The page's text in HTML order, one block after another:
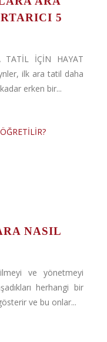
5
TATİL İÇİN HAYAT
ilk ara tatil daha
erken bir...
NASIL
ve yönetmeyi
herhangi bir
ve bu onlar...